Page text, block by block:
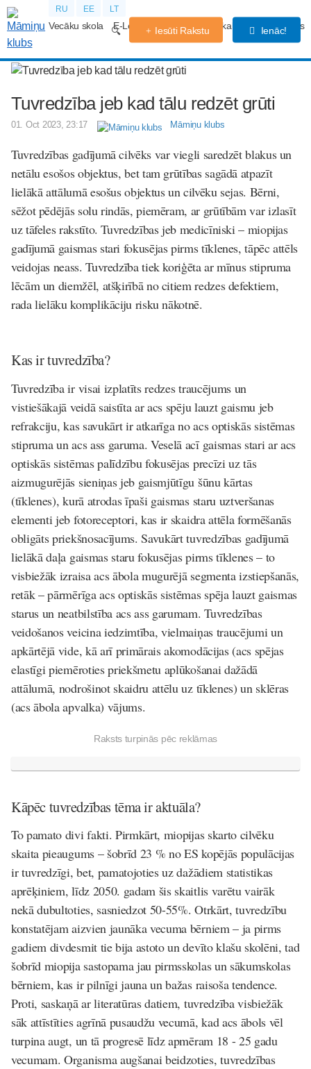
RU EE LT
Vecāku skola E-Lekcijas Grūtniecības kalendārs Forums
Iesūti Rakstu Ienāc!
Tuvredzība jeb kad tālu redzēt grūti
01. Oct 2023, 23:17 Māmiņu klubs
Tuvredzības gadījumā cilvēks var viegli saredzēt blakus un
netālu esošos objektus, bet tam grūtības sagādā atpazīt
lielākā attālumā esošus objektus un cilvēku sejas. Bērni,
sēžot pēdējās solu rindās, piemēram, ar grūtībām var izlasīt
uz tāfeles rakstīto. Tuvredzības jeb medicīniski – miopijas
gadījumā gaismas stari fokusējas pirms tīklenes, tāpēc attēls
veidojas neass. Tuvredzība tiek koriģēta ar mīnus stipruma
lēcām un diemžēl, atšķirībā no citiem redzes defektiem,
rada lielāku komplikāciju risku nākotnē.
Kas ir tuvredzība?
Tuvredzība ir visai izplatīts redzes traucējums un
vistiešākajā veidā saistīta ar acs spēju lauzt gaismu jeb
refrakciju, kas savukārt ir atkarīga no acs optiskās sistēmas
stipruma un acs ass garuma. Veselā acī gaismas stari ar acs
optiskās sistēmas palīdzību fokusējas precīzi uz tās
aizmugurējās sieniņas jeb gaismjūtīgu šūnu kārtas
(tīklenes), kurā atrodas īpaši gaismas staru uztveršanas
elementi jeb fotoreceptori, kas ir skaidra attēla formēšanās
obligāts priekšnosacījums. Savukārt tuvredzības gadījumā
lielākā daļa gaismas staru fokusējas pirms tīklenes – to
visbiežāk izraisa acs ābola mugurējā segmenta izstiepšanās,
retāk – pārmērīga acs optiskās sistēmas spēja lauzt gaismas
starus un neatbilstība acs ass garumam. Tuvredzības
veidošanos veicina iedzimtība, vielmaiņas traucējumi un
apkārtējā vide, kā arī primārais akomodācijas (acs spējas
elastīgi piemēroties priekšmetu aplūkošanai dažādā
attālumā, nodrošinot skaidru attēlu uz tīklenes) un sklēras
(acs ābola apvalka) vājums.
Raksts turpinās pēc reklāmas
Kāpēc tuvredzības tēma ir aktuāla?
To pamato divi fakti. Pirmkārt, miopijas skarto cilvēku
skaita pieaugums – šobrīd 23 % no ES kopējās populācijas
ir tuvredzīgi, bet, pamatojoties uz dažādiem statistikas
aprēķiniem, līdz 2050. gadam šis skaitlis varētu vairāk
nekā dubultoties, sasniedzot 50-55%. Otrkārt, tuvredzību
konstatējam aizvien jaunāka vecuma bērniem – ja pirms
gadiem divdesmit tie bija astoto un devīto klašu skolēni, tad
šobrīd miopija sastopama jau pirmsskolas un sākumskolas
bērniem, kas ir pilnīgi jauna un bažas raisoša tendence.
Proti, saskaņā ar literatūras datiem, tuvredzība visbiežāk
sāk attīstīties agrīnā pusaudžu vecumā, kad acs ābols vēl
turpina augt, un tā progresē līdz apmēram 18 - 25 gadu
vecumam. Organisma augšanai beidzoties, tuvredzības